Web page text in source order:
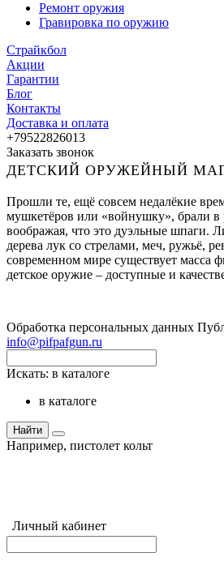
Ремонт оружия
Гравировка по оружию
Страйкбол
Акции
Гарантии
Блог
Контакты
Доставка и оплата
+79522826013
Заказать звонок
ДЕТСКИЙ ОРУЖЕЙНЫЙ
Прошли те, ещё совсем недалёкие
мушкетёров или «войнушку», брали
воображая, что это дуэльные шпаги.
дерева лук со стрелами, меч, ружьё,
современном мире существует масса
детское оружие – доступные и
Обработка персональных данных
info@pifpafgun.ru
Искать: в каталоге
в каталоге
Найти
Например, пистолет кольт
Личный кабинет